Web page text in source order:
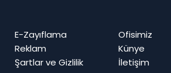
E-Zayıflama
Ofisimiz
Reklam
Künye
Şartlar ve Gizlilik
İletişim